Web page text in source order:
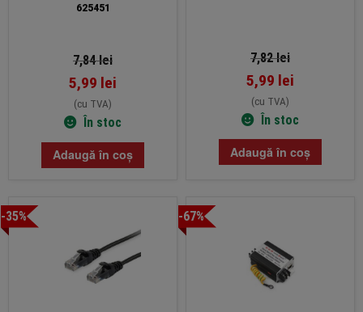
625451
7,84lei
5,99 lei
(cu TVA)
În stoc
Adaugă în coș
7,82lei
5,99 lei
(cu TVA)
În stoc
Adaugă în coș
-35% -67%